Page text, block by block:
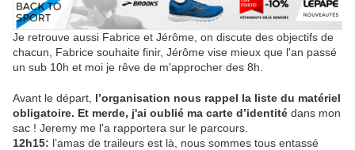
Je retrouve aussi Fabrice et Jérôme, on discute des objectifs de
chacun, Fabrice souhaite finir, Jérôme vise mieux que l'an passé
un sub 10h et moi je rêve de m'approcher des 8h.
Avant le départ, l’organisation nous rappel la liste du matériel
obligatoire. Et merde, j'ai oublié ma carte d’identité dans mon
sac ! Jeremy me l'a rapportera sur le parcours.
12h15: l’amas de traileurs est là, nous sommes tous entassé